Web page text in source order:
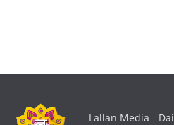
Lallan Media -